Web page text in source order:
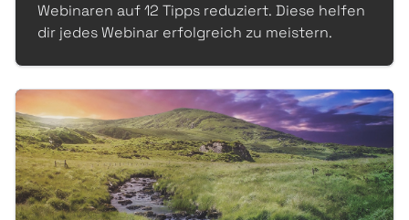
Webinaren auf 12 Tipps reduziert. Diese helfen
dir jedes Webinar erfolgreich zu meistern.